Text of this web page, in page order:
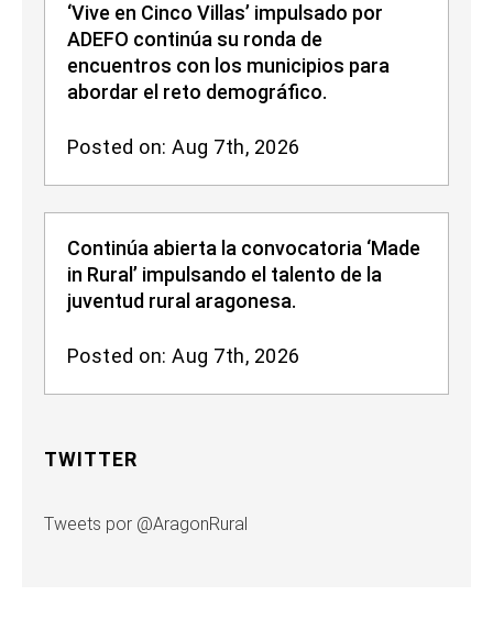
‘Vive en Cinco Villas’ impulsado por
ADEFO continúa su ronda de
encuentros con los municipios para
abordar el reto demográfico.
Posted on: Aug 7th, 2026
Continúa abierta la convocatoria ‘Made
in Rural’ impulsando el talento de la
juventud rural aragonesa.
Posted on: Aug 7th, 2026
TWITTER
Tweets por @AragonRural